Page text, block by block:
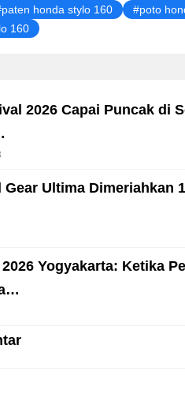
paten honda stylo 160 poto
160
2026 Capai Puncak di
Ultima Dimeriahkan
Yogyakarta: Ketika